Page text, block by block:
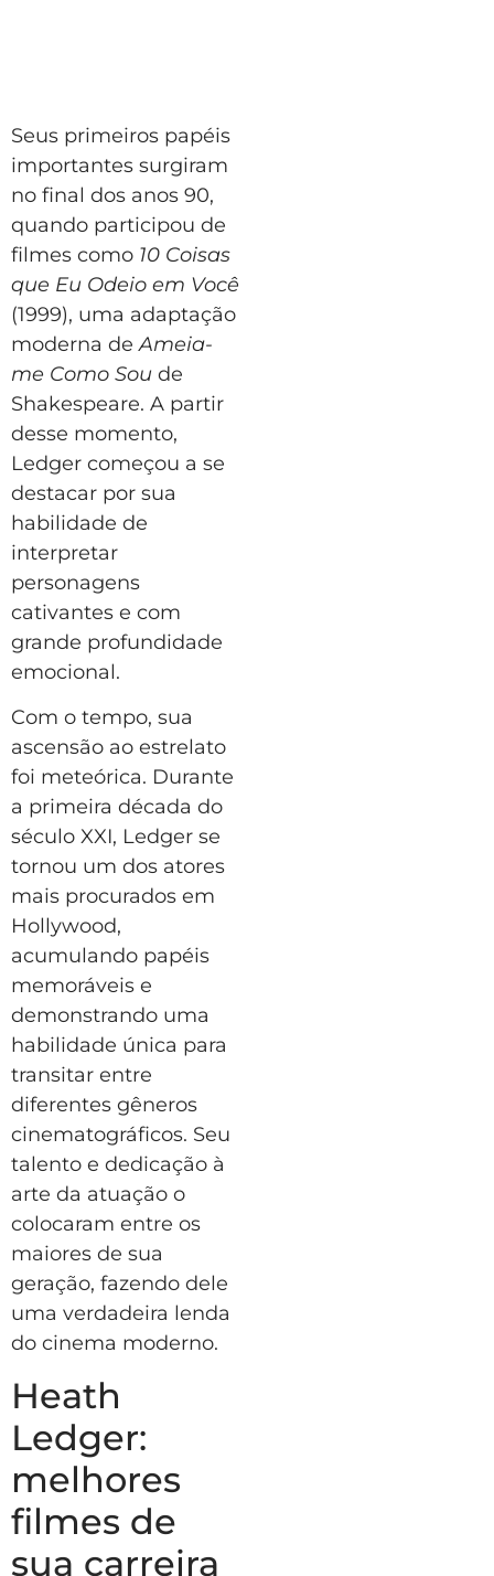
Seus primeiros papéis
importantes surgiram
no final dos anos 90,
quando participou de
filmes como 10 Coisas
que Eu Odeio em Você
(1999), uma adaptação
moderna deAmeia-
me Como Sou de
Shakespeare. A partir
desse momento,
Ledger começou a se
destacar por sua
habilidade de
interpretar
personagens
cativantes e com
grande profundidade
emocional.
Com o tempo, sua
ascensão ao estrelato
foi meteórica. Durante
a primeira década do
século XXI, Ledger se
tornou um dos atores
mais procurados em
Hollywood,
acumulando papéis
memoráveis e
demonstrando uma
habilidade única para
transitar entre
diferentes gêneros
cinematográficos. Seu
talento e dedicação à
arte da atuação o
colocaram entre os
maiores de sua
geração, fazendo dele
uma verdadeira lenda
do cinema moderno.
Heath
Ledger:
melhores
filmes de
sua carreira